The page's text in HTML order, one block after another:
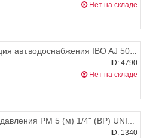
Нет на складе
Станция авт.водоснабжения IBO AJ 50/60 с баком 50л
ID: 4790
Нет на складе
Реле давления РМ 5 (м) 1/4" (ВР) UNIPUMP
ID: 1340